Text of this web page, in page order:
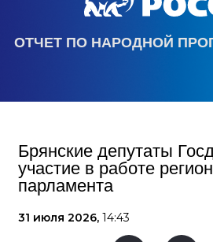
ОТЧЕТ ПО НАРОДНОЙ
Брянские депутаты
участие в работе
парламента
31 июля 2026, 14:43